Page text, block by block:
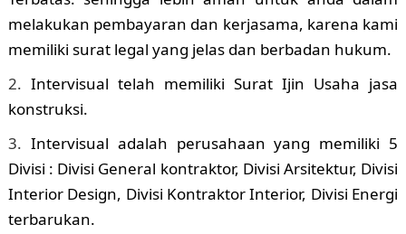
melakukan pembayaran dan kerjasama, karena kami
memiliki surat legal yang jelas dan berbadan hukum.
Intervisual telah memiliki Surat Ijin Usaha jasa
konstruksi.
Intervisual adalah perusahaan yang memiliki 5
Divisi : Divisi General kontraktor, Divisi Arsitektur, Divisi
Interior Design, Divisi Kontraktor Interior, Divisi Energi
terbarukan.